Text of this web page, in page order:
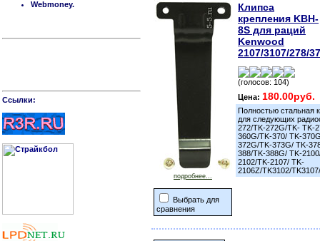
Webmoney.
Cсылки:
подробнее...
Выбрать для
сравнения
Клипса
крепления KBH-
8S для раций
Kenwood
2107/3107/278/
(голосов: 104)
Цена: 180.00руб.
Полностью стальная
для следующих
272/TK-272G/TK- TK-
360G/TK-370/ TK-
372G/TK-373G/ TK-
388/TK-388G/ TK-
2102/TK-2107/ TK-
2106Z/TK3102/